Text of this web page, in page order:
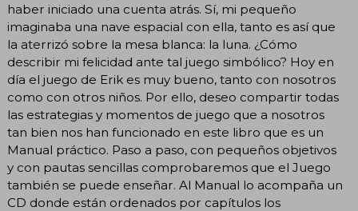
haber iniciado una cuenta atrás. Sí, mi pequeño
imaginaba una nave espacial con ella, tanto es así que
la aterrizó sobre la mesa blanca: la luna. ¿Cómo
describir mi felicidad ante tal juego simbólico? Hoy en
día el juego de Erik es muy bueno, tanto con nosotros
como con otros niños. Por ello, deseo compartir todas
las estrategias y momentos de juego que a nosotros
tan bien nos han funcionado en este libro que es un
Manual práctico. Paso a paso, con pequeños objetivos
y con pautas sencillas comprobaremos que el Juego
también se puede enseñar. Al Manual lo acompaña un
CD donde están ordenados por capítulos los